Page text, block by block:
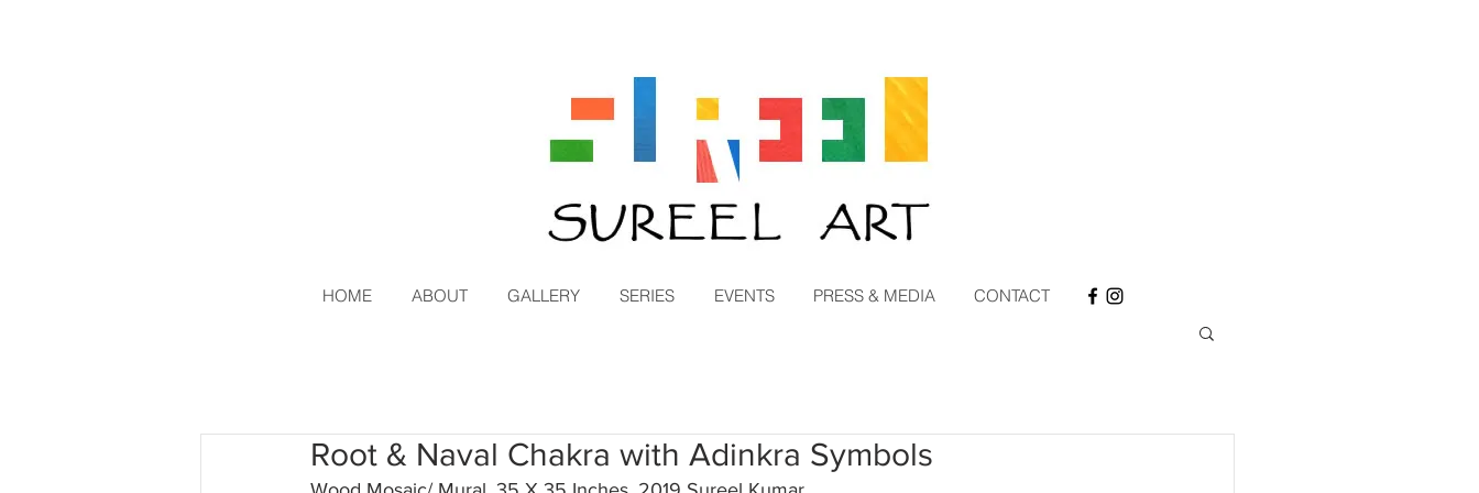
HOME ABOUT GALLERY SERIES EVENTS PRESS & MEDIA CONTACT
Root & Naval Chakra with Adinkra Symbols